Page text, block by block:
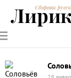
РУССКИЕ
ПОЭТЫ
Сборник